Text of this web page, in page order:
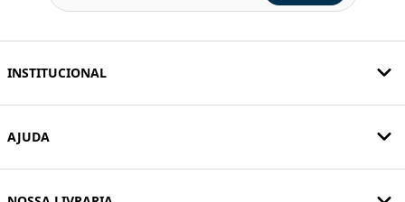
INSTITUCIONAL
AJUDA